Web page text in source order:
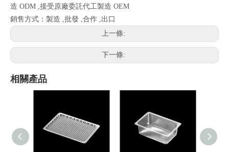
造 ODM ,接受原廠委託代工製造 OEM
銷售方式：製造 ,批發 ,合作 ,出口
上一條:
下一條:
相關產品